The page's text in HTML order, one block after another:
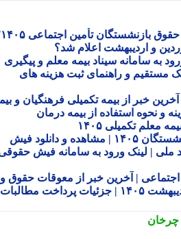
جدول واریز مابه التفاوت حقوق بازنشستگان تأمین اجتماعی ۱۴۰۵؛
و اردیبهشت اعلام شد؟
۱۴۰۵ | ورود به سامانه سیناد بیمه معلم و پیگیری
و راهنمای ثبت هزینه های
تکمیلی ۱۴۰۵ | آخرین خبر از بیمه تکمیلی فرهنگیان و بیمه
استفاده از بیمه درمان
تکمیلی ۱۴۰۵
دریافت فیش حقوقی بازنشستگان ۱۴۰۵ | مشاهده و دانلود فیش
| لینک ورود به سامانه فیش حقوقی
| آخرین خبر از معوقات حقوق و
مابه التفاوت فروردین و اردیبهشت ۱۴۰۵ | جزئیات پرداخت مطالبات